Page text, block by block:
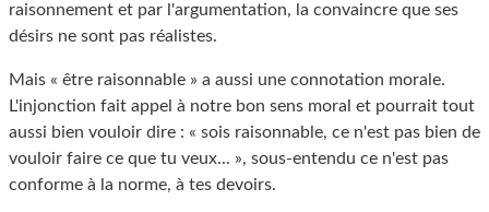
raisonnement et par l'argumentation, la convaincre que ses
désirs ne sont pas réalistes.
Mais « être raisonnable » a aussi une connotation morale.
L'injonction fait appel à notre bon sens moral et pourrait tout
aussi bien vouloir dire : « sois raisonnable, ce n'est pas bien de
vouloir faire ce que tu veux... », sous-entendu ce n'est pas
conforme à la norme, à tes devoirs.